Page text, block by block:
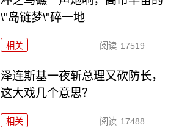
\"岛链梦\"碎一地
相关 阅读 17519
泽连斯基一夜斩总理又砍防长，
这大戏几个意思？
相关 阅读 17488